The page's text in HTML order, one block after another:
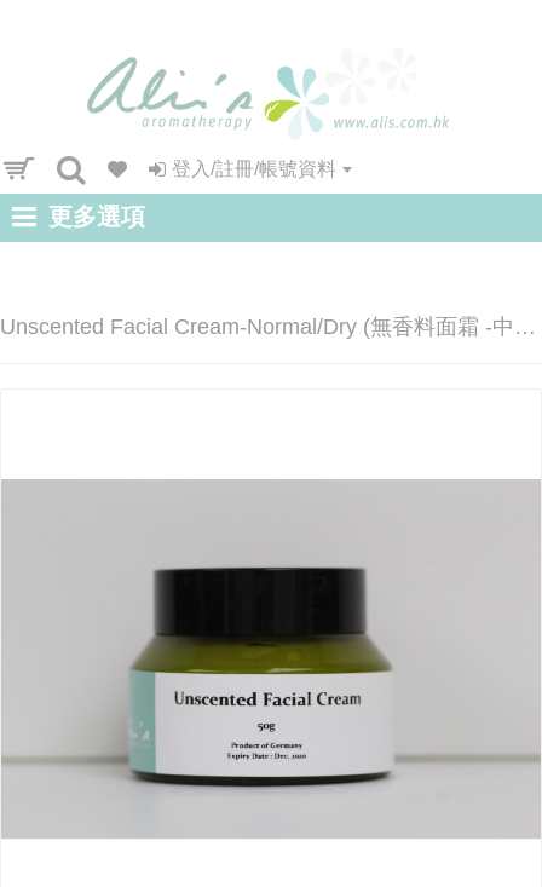
登入/註冊/帳號資料
更多選項
Unscented Facial Cream-Normal/Dry (無香料面霜 -中性/乾性) 50g